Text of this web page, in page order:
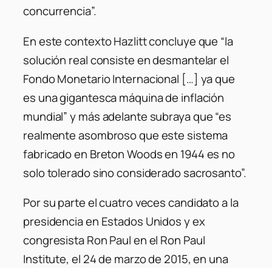
concurrencia”.
En este contexto Hazlitt concluye que “la
solución real consiste en desmantelar el
Fondo Monetario Internacional […] ya que
es una gigantesca máquina de inflación
mundial” y más adelante subraya que “es
realmente asombroso que este sistema
fabricado en Breton Woods en 1944 es no
solo tolerado sino considerado sacrosanto”.
Por su parte el cuatro veces candidato a la
presidencia en Estados Unidos y ex
congresista Ron Paul en el Ron Paul
Institute, el 24 de marzo de 2015, en una